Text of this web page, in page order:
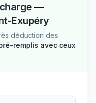
charge —
Exupéry
déduction des
remplis avec ceux